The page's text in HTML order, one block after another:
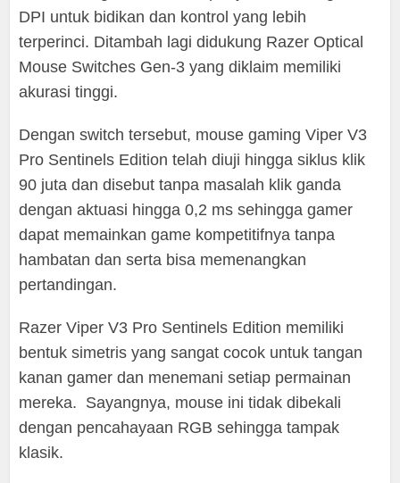
DPI untuk bidikan dan kontrol yang lebih
terperinci. Ditambah lagi didukung Razer Optical
Mouse Switches Gen-3 yang diklaim memiliki
akurasi tinggi.
Dengan switch tersebut, mouse gaming Viper V3
Pro Sentinels Edition telah diuji hingga siklus klik
90 juta dan disebut tanpa masalah klik ganda
dengan aktuasi hingga 0,2 ms sehingga gamer
dapat memainkan game kompetitifnya tanpa
hambatan dan serta bisa memenangkan
pertandingan.
Razer Viper V3 Pro Sentinels Edition memiliki
bentuk simetris yang sangat cocok untuk tangan
kanan gamer dan menemani setiap permainan
mereka. Sayangnya, mouse ini tidak dibekali
dengan pencahayaan RGB sehingga tampak
klasik.